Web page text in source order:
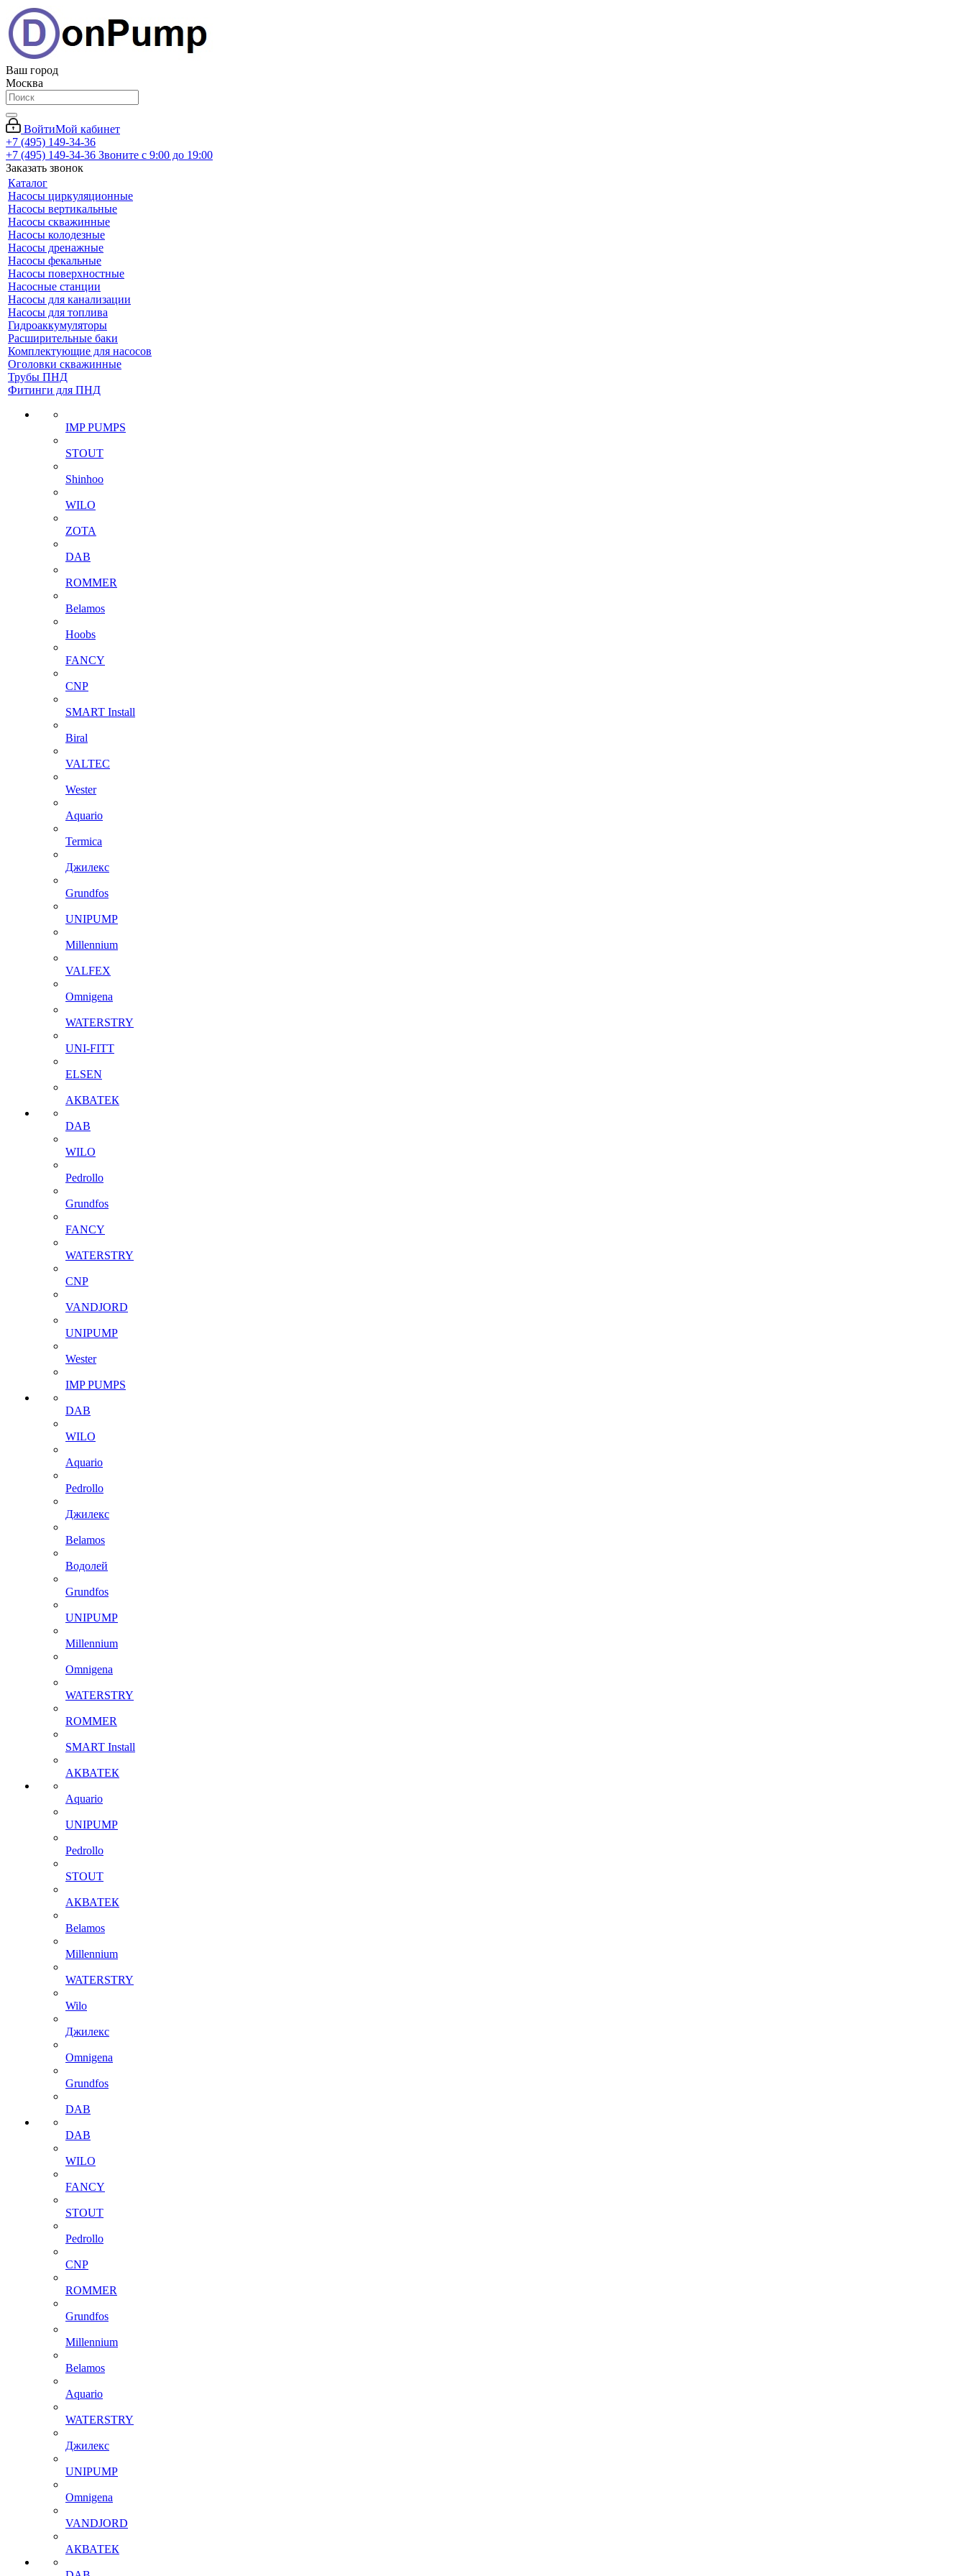
Ваш город
Москва
ВойтиМой кабинет
+7 (495) 149-34-36
+7 (495) 149-34-36 Звоните с 9:00 до 19:00
Заказать звонок
Каталог
Насосы циркуляционные
Насосы вертикальные
Насосы скважинные
Насосы колодезные
Насосы дренажные
Насосы фекальные
Насосы поверхностные
Насосные станции
Насосы для канализации
Насосы для топлива
Гидроаккумуляторы
Расширительные баки
Комплектующие для насосов
Оголовки скважинные
Трубы ПНД
Фитинги для ПНД
IMP PUMPS
STOUT
Shinhoo
WILO
ZOTA
DAB
ROMMER
Belamos
Hoobs
FANCY
CNP
SMART Install
Biral
VALTEC
Wester
Aquario
Termica
Джилекс
Grundfos
UNIPUMP
Millennium
VALFEX
Omnigena
WATERSTRY
UNI-FITT
ELSEN
АКВАТЕК
DAB
WILO
Pedrollo
Grundfos
FANCY
WATERSTRY
CNP
VANDJORD
UNIPUMP
Wester
IMP PUMPS
DAB
WILO
Aquario
Pedrollo
Джилекс
Belamos
Водолей
Grundfos
UNIPUMP
Millennium
Omnigena
WATERSTRY
ROMMER
SMART Install
АКВАТЕК
Aquario
UNIPUMP
Pedrollo
STOUT
АКВАТЕК
Belamos
Millennium
WATERSTRY
Wilo
Джилекс
Omnigena
Grundfos
DAB
DAB
WILO
FANCY
STOUT
Pedrollo
CNP
ROMMER
Grundfos
Millennium
Belamos
Aquario
WATERSTRY
Джилекс
UNIPUMP
Omnigena
VANDJORD
АКВАТЕК